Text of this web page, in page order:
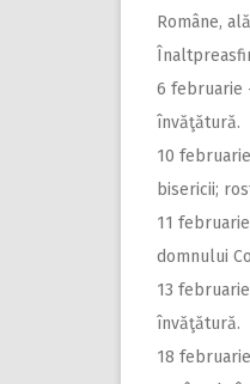
Române,
6 februarie
învăţătură.
10
bisericii;
11
domnului
13
învăţătură.
18